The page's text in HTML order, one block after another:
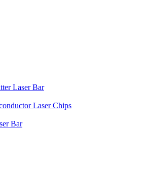
Laser Bar
Laser Chips
Bar